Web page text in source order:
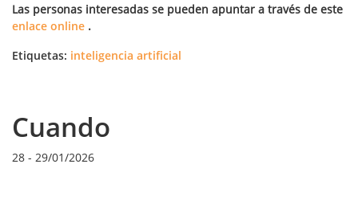
Las personas interesadas se pueden apuntar a través de este
enlace online .
Etiquetas: inteligencia artificial
Cuando
28 - 29/01/2026